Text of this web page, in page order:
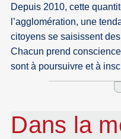
Depuis 2010, cette
l’agglomération, une
citoyens se saisissent
Chacun prend
sont à poursuivre et à
Dans la